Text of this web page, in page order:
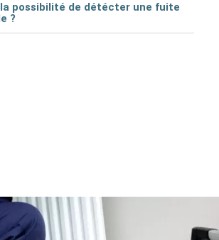
possibilité de détécter une fuite
?